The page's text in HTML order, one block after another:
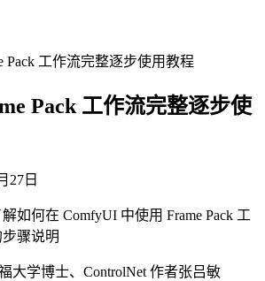
Pack 工作流完整逐步使用教程
Pack 工作流完整逐步使
27日
如何在 ComfyUI 中使用 Frame Pack 工
骤说明
大学博士、ControlNet 作者张吕敏